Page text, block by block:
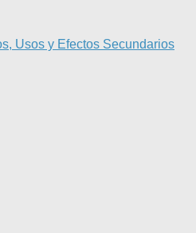
Usos y Efectos Secundarios